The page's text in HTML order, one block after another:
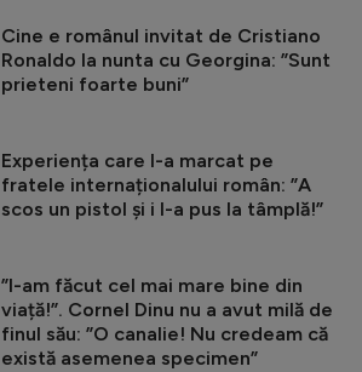
Cine e românul invitat de Cristiano
Ronaldo la nunta cu Georgina: ”Sunt
prieteni foarte buni”
Experiența care l-a marcat pe
fratele internaționalului român: ”A
scos un pistol și i l-a pus la tâmplă!”
”I-am făcut cel mai mare bine din
viață!”. Cornel Dinu nu a avut milă de
finul său: ”O canalie! Nu credeam că
există asemenea specimen”